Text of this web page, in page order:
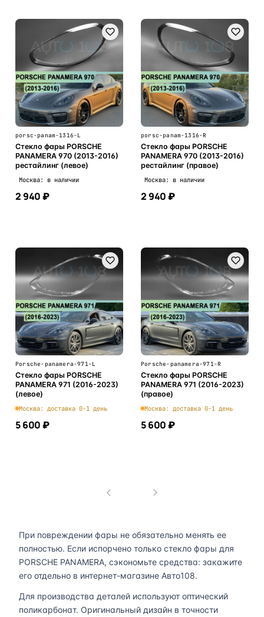
porsc-panam-1316-L
Стекло фары PORSCHE
PANAMERA 970 (2013-2016)
рестайлинг (левое)
Москва: в наличии
2 940 ₽
porsc-panam-1316-R
Стекло фары PORSCHE
PANAMERA 970 (2013-2016)
рестайлинг (правое)
Москва: в наличии
2 940 ₽
Porsche-panamera-971-L
Стекло фары PORSCHE
PANAMERA 971 (2016-2023)
(левое)
Москва: доставка 0-1 день
5 600 ₽
Porsche-panamera-971-R
Стекло фары PORSCHE
PANAMERA 971 (2016-2023)
(правое)
Москва: доставка 0-1 день
5 600 ₽
При повреждении фары не обязательно менять ее
полностью. Если испорчено только стекло фары для
PORSCHE PANAMERA, сэкономьте средства: закажите
его отдельно в интернет-магазине Авто108.
Для производства деталей используют оптический
поликарбонат. Оригинальный дизайн в точности